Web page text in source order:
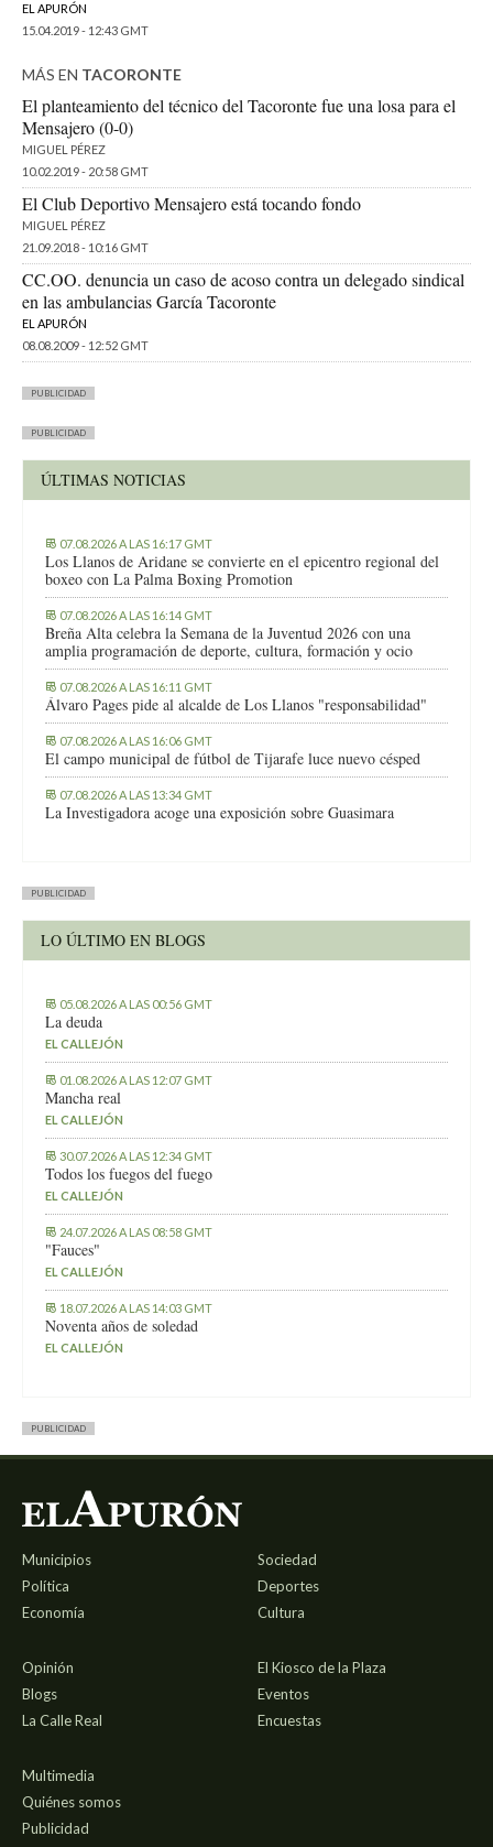
EL APURÓN
15.04.2019 - 12:43 GMT
MÁS EN TACORONTE
El planteamiento del técnico del Tacoronte fue una losa para el
Mensajero (0-0)
MIGUEL PÉREZ
10.02.2019 - 20:58 GMT
El Club Deportivo Mensajero está tocando fondo
MIGUEL PÉREZ
21.09.2018 - 10:16 GMT
CC.OO. denuncia un caso de acoso contra un delegado sindical
en las ambulancias García Tacoronte
EL APURÓN
08.08.2009 - 12:52 GMT
PUBLICIDAD
PUBLICIDAD
ÚLTIMAS NOTICIAS
07.08.2026 A LAS 16:17 GMT
Los Llanos de Aridane se convierte en el epicentro regional del
boxeo con La Palma Boxing Promotion
07.08.2026 A LAS 16:14 GMT
Breña Alta celebra la Semana de la Juventud 2026 con una
amplia programación de deporte, cultura, formación y ocio
07.08.2026 A LAS 16:11 GMT
Álvaro Pages pide al alcalde de Los Llanos "responsabilidad"
07.08.2026 A LAS 16:06 GMT
El campo municipal de fútbol de Tijarafe luce nuevo césped
07.08.2026 A LAS 13:34 GMT
La Investigadora acoge una exposición sobre Guasimara
PUBLICIDAD
LO ÚLTIMO EN BLOGS
05.08.2026 A LAS 00:56 GMT
La deuda
EL CALLEJÓN
01.08.2026 A LAS 12:07 GMT
Mancha real
EL CALLEJÓN
30.07.2026 A LAS 12:34 GMT
Todos los fuegos del fuego
EL CALLEJÓN
24.07.2026 A LAS 08:58 GMT
"Fauces"
EL CALLEJÓN
18.07.2026 A LAS 14:03 GMT
Noventa años de soledad
EL CALLEJÓN
PUBLICIDAD
Municipios
Política
Economía
Sociedad
Deportes
Cultura
Opinión
Blogs
La Calle Real
El Kiosco de la Plaza
Eventos
Encuestas
Multimedia
Quiénes somos
Publicidad